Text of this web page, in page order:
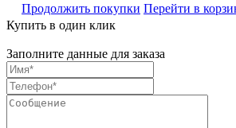
Продолжить покупки Перейти в
Купить в один клик
Заполните данные для заказа